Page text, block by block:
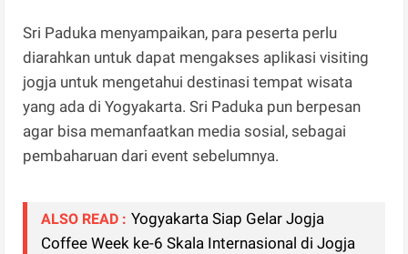
Sri Paduka menyampaikan, para peserta perlu
diarahkan untuk dapat mengakses aplikasi visiting
jogja untuk mengetahui destinasi tempat wisata
yang ada di Yogyakarta. Sri Paduka pun berpesan
agar bisa memanfaatkan media sosial, sebagai
pembaharuan dari event sebelumnya.
ALSO READ : Yogyakarta Siap Gelar Jogja
Coffee Week ke-6 Skala Internasional di Jogja